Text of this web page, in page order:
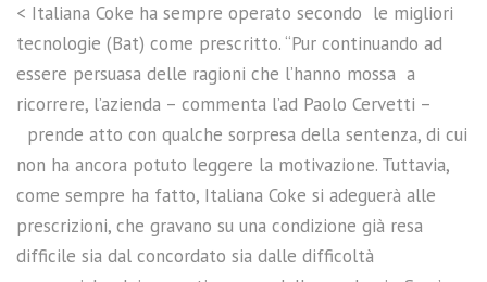
< Italiana Coke ha sempre operato secondo le migliori
tecnologie (Bat) come prescritto. “Pur continuando ad
essere persuasa delle ragioni che l’hanno mossa a
ricorrere, l’azienda – commenta l’ad Paolo Cervetti –
prende atto con qualche sorpresa della sentenza, di cui
non ha ancora potuto leggere la motivazione. Tuttavia,
come sempre ha fatto, Italiana Coke si adeguerà alle
prescrizioni, che gravano su una condizione già resa
difficile sia dal concordato sia dalle difficoltà